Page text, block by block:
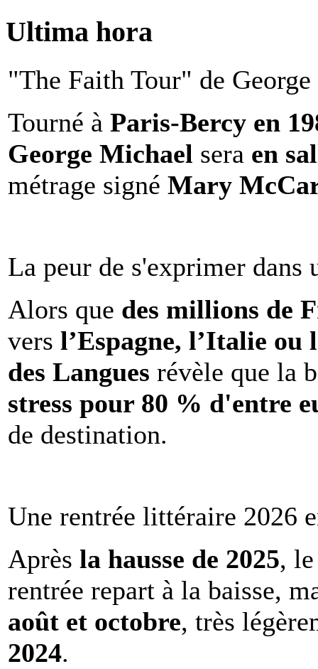
Ultima hora
"The Faith Tour" de
Tourné à Paris-Bercy en
George Michael sera en
métrage signé Mary
La peur de s'exprimer dans
Alors que des millions de
vers l’Espagne, l’Italie ou
des Langues révèle que la
stress pour 80 % d'entre
de destination.
Une rentrée littéraire 2026
Après la hausse de 2025,
rentrée repart à la baisse,
août et octobre, très
2024.